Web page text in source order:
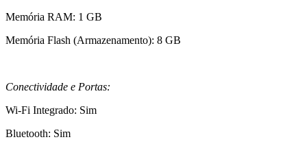
Memória RAM: 1 GB
Memória Flash (Armazenamento): 8 GB
Conectividade e Portas:
Wi-Fi Integrado: Sim
Bluetooth: Sim